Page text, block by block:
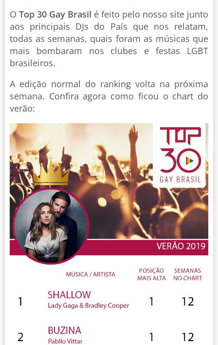
O Top 30 Gay Brasil é feito pelo nosso site junto
aos principais DJs do País que nos relatam,
todas as semanas, quais foram as músicas que
mais bombaram nos clubes e festas LGBT
brasileiros.
A edição normal do ranking volta na próxima
semana. Confira agora como ficou o chart do
verão: